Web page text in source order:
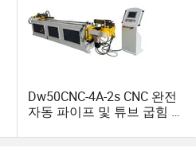
Dw50CNC-4A-2s CNC 완전
자동 파이프 및 튜브 굽힘 기